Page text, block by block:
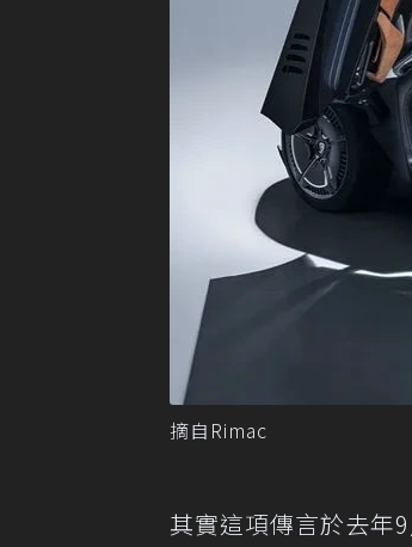
摘自Rimac
其實這項傳言於去年